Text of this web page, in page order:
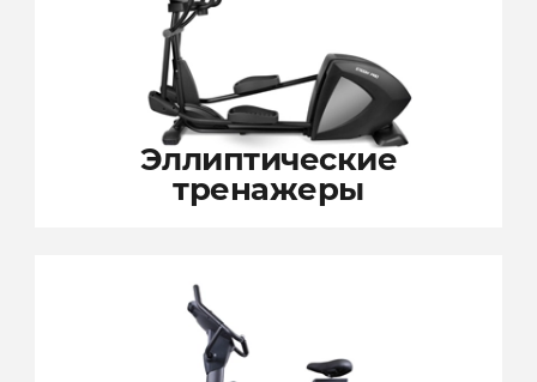
Эллиптические
тренажеры